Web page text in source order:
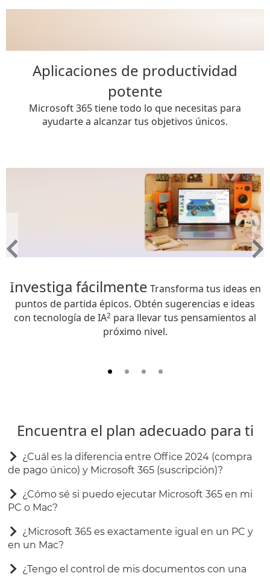
Aplicaciones de productividad
potente
Microsoft 365 tiene todo lo que necesitas para
ayudarte a alcanzar tus objetivos únicos.
Investiga fácilmente Transforma tus ideas en
puntos de partida épicos. Obtén sugerencias e ideas
con tecnología de IA2 para llevar tus pensamientos al
próximo nivel.
Encuentra el plan adecuado para ti
¿Cuál es la diferencia entre Office 2024 (compra
de pago único) y Microsoft 365 (suscripción)?
¿Cómo sé si puedo ejecutar Microsoft 365 en mi
PC o Mac?
¿Microsoft 365 es exactamente igual en un PC y
en un Mac?
¿Tengo el control de mis documentos con una